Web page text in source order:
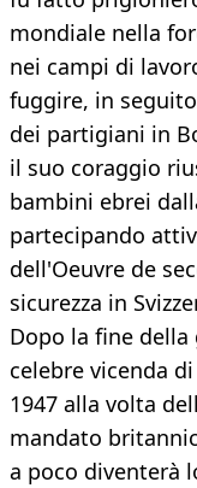
mondiale nella
nei campi di
fuggire, in
dei partigiani in
il suo coraggio
bambini ebrei
partecipando
dell'Oeuvre de
sicurezza in
Dopo la fine
celebre vicenda
1947 alla volta
mandato
a poco diventerà